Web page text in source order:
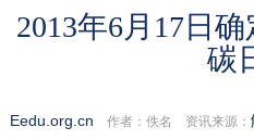
2013年6月17日
碳
Eedu.org.cn 作者：佚名 资讯来源：